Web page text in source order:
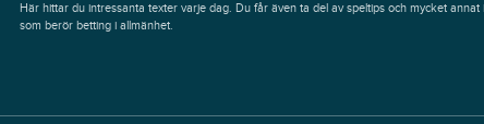
Här hittar du intressanta texter varje dag. Du får även ta del av speltips och mycket annat
som berör betting i allmänhet.